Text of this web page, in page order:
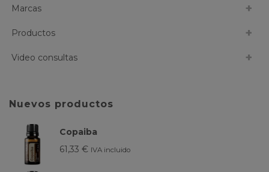
Marcas
Productos
Video consultas
Nuevos productos
Copaiba
61,33 € IVA incluido